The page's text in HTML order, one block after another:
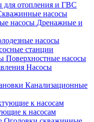
для отопления и ГВС
насосы
Дренажные и
насосы
станции
Поверхностные насосы
Насосы
Канализационные
к насосам